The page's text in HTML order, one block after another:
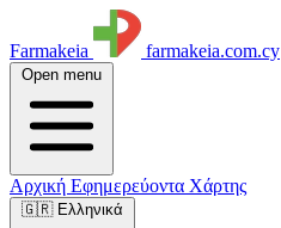
Farmakeia farmakeia.com.cy
Open menu
Αρχική Εφημερεύοντα Χάρτης
🇬🇷 Ελληνικά